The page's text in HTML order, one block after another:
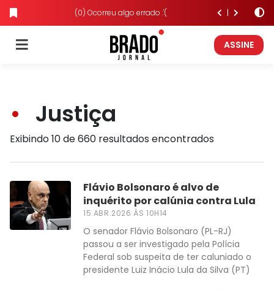
(0) Ocorreu algo errado :'(
ASSINE
Justiça
Exibindo 10 de 660 resultados encontrados
Flávio Bolsonaro é alvo de
inquérito por calúnia contra Lula
15.ABR.2026 ÀS 10H14
O senador Flávio Bolsonaro (PL-RJ)
passou a ser investigado pela Polícia
Federal sob suspeita de ter caluniado o
presidente Luiz Inácio Lula da Silva (PT)